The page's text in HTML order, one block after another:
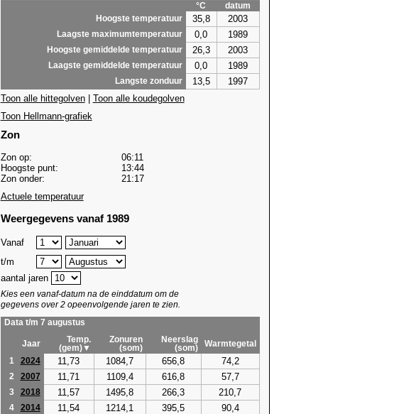
°C
datum
Hoogste temperatuur
35,8 2003
Laagste maximumtemperatuur 0,0 1989
Hoogste gemiddelde temperatuur 26,3 2003
Laagste gemiddelde temperatuur 0,0 1989
Langste zonduur 13,5
1997
Toon alle hittegolven| Toon alle koudegolven
Toon Hellmann-grafiek
Zon
Zon op:
06:11
Hoogste punt:
13:44
Zon onder:
21:17
Actuele temperatuur
Weergegevens vanaf 1989
Vanaf
t/m
aantal jaren
Kies een vanaf-datum na de einddatum om de
gegevens over 2 opeenvolgende jaren te zien.
Data t/m 7 augustus
Jaar
Temp.
(gem)▼
Zonuren
(som)
Neerslag
(som)
Warmtegetal
1
2024 11,73 1084,7 656,8 74,2
2 2007 11,71 1109,4 616,8 57,7
3 2018 11,57 1495,8 266,3 210,7
4 2014 11,54 1214,1 395,5 90,4